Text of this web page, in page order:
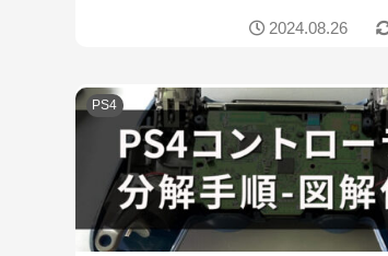
ばし、...
2024.08.26
PS4